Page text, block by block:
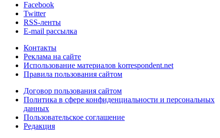
Facebook
Twitter
RSS-ленты
E-mail рассылка
Контакты
Реклама на сайте
Использование материалов korrespondent.net
Правила пользования сайтом
Договор пользования сайтом
Политика в сфере конфиденциальности и персональных
данных
Пользовательское соглашение
Редакция